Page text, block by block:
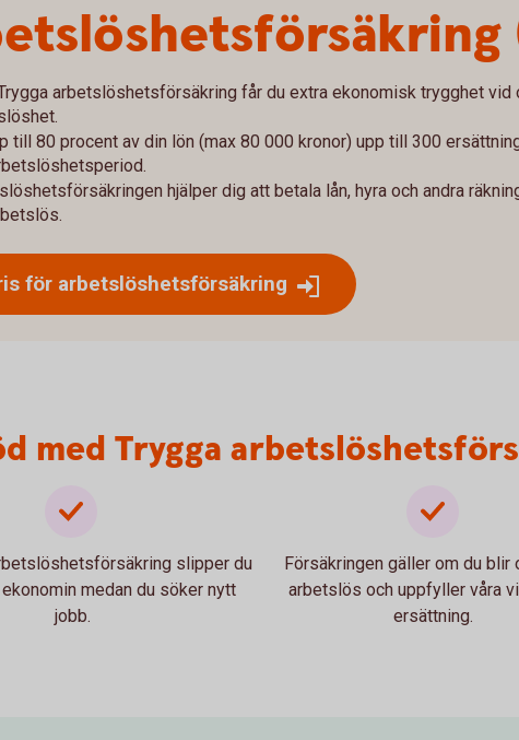
arbetslöshetsförsäkring får du extra ekonomisk trygghet vid
till 80 procent av din lön (max 80 000 kronor) upp till 300
hjälper dig att betala lån, hyra och andra
för arbetslöshetsförsäkring
med Trygga
slipper du
medan du söker nytt
jobb.
Försäkringen gäller om du
arbetslös och uppfyller våra
ersättning.